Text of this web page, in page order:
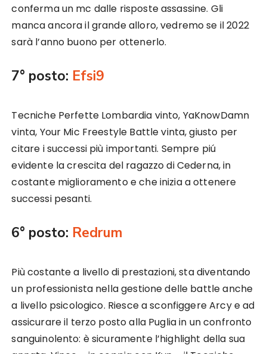
conferma un mc dalle risposte assassine. Gli
manca ancora il grande alloro, vedremo se il 2022
sarà l’anno buono per ottenerlo.
7° posto: Efsi9
Tecniche Perfette Lombardia vinto, YaKnowDamn
vinta, Your Mic Freestyle Battle vinta, giusto per
citare i successi più importanti. Sempre piú
evidente la crescita del ragazzo di Cederna, in
costante miglioramento e che inizia a ottenere
successi pesanti.
6° posto: Redrum
Più costante a livello di prestazioni, sta diventando
un professionista nella gestione delle battle anche
a livello psicologico. Riesce a sconfiggere Arcy e ad
assicurare il terzo posto alla Puglia in un confronto
sanguinolento: è sicuramente l’highlight della sua